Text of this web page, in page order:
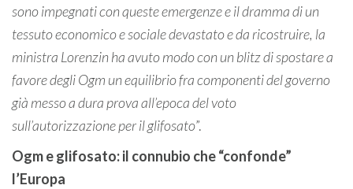
sono impegnati con queste emergenze e il dramma di un
tessuto economico e sociale devastato e da ricostruire, la
ministra Lorenzin ha avuto modo con un blitz di spostare a
favore degli Ogm un equilibrio fra componenti del governo
già messo a dura prova all’epoca del voto
sull’autorizzazione per il glifosato”.
Ogm e glifosato: il connubio che “confonde”
l’Europa